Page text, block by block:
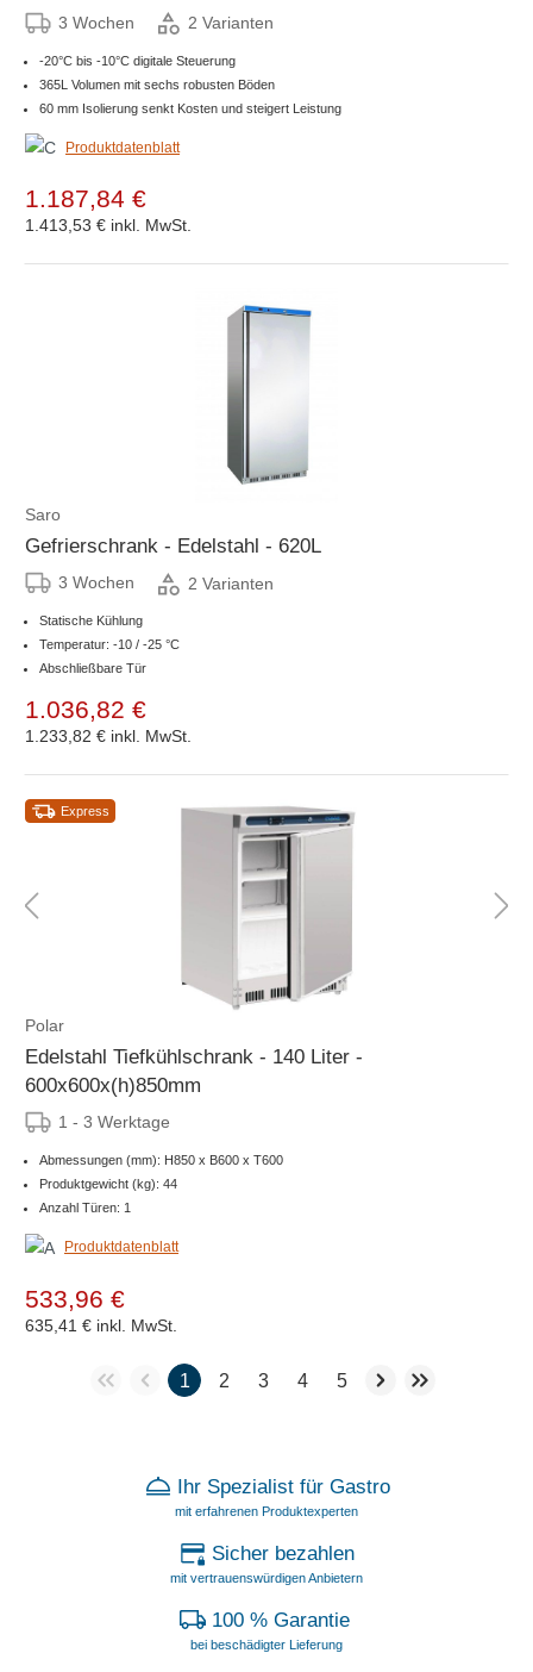
3 Wochen 2 Varianten
-20°C bis -10°C digitale Steuerung
365L Volumen mit sechs robusten Böden
60 mm Isolierung senkt Kosten und steigert Leistung
Produktdatenblatt
1.187,84 €
1.413,53 € inkl. MwSt.
Saro
Gefrierschrank - Edelstahl - 620L
3 Wochen 2 Varianten
Statische Kühlung
Temperatur: -10 / -25 °C
Abschließbare Tür
1.036,82 €
1.233,82 € inkl. MwSt.
Express
Polar
Edelstahl Tiefkühlschrank - 140 Liter -
600x600x(h)850mm
1 - 3 Werktage
Abmessungen (mm): H850 x B600 x T600
Produktgewicht (kg): 44
Anzahl Türen: 1
Produktdatenblatt
533,96 €
635,41 € inkl. MwSt.
1 2 3 4 5
Ihr Spezialist für Gastro
mit erfahrenen Produktexperten
Sicher bezahlen
mit vertrauenswürdigen Anbietern
100 % Garantie
bei beschädigter Lieferung